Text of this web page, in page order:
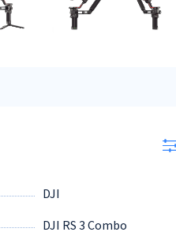
DJI
DJI RS 3 Combo